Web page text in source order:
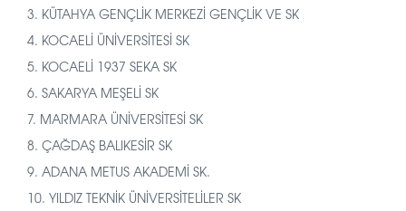
3. KÜTAHYA GENÇLİK MERKEZİ GENÇLİK VE SK
4. KOCAELİ ÜNİVERSİTESİ SK
5. KOCAELİ 1937 SEKA SK
6. SAKARYA MEŞELİ SK
7. MARMARA ÜNİVERSİTESİ SK
8. ÇAĞDAŞ BALIKESİR SK
9. ADANA METUS AKADEMİ SK.
10. YILDIZ TEKNİK ÜNİVERSİTELİLER SK